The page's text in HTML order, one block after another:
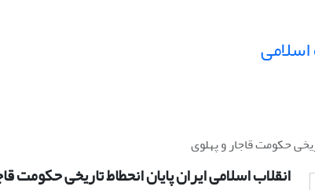
حکومت قاجار و پهلوی
انقلاب اسلامی ایران پایان انحطاط تاریخی حکومت